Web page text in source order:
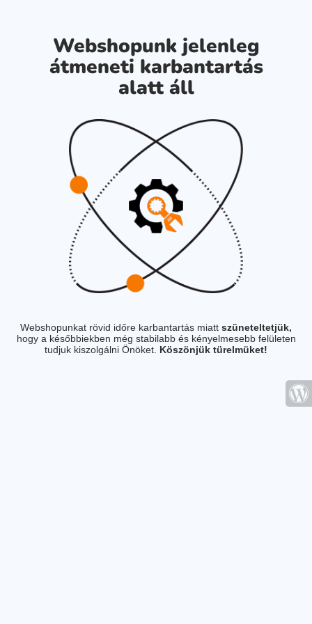
Webshopunk jelenleg
átmeneti karbantartás
alatt áll
Webshopunkat rövid időre karbantartás miatt szüneteltetjük,
hogy a későbbiekben még stabilabb és kényelmesebb felületen
tudjuk kiszolgálni Önöket. Köszönjük türelmüket!